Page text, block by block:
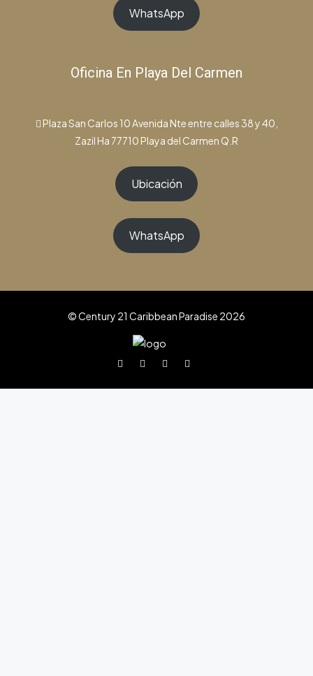
WhatsApp
Oficina En Playa Del Carmen
Plaza San Carlos 10 Avenida Nte entre calles 38 y 40,
Zazil Ha 77710 Playa del Carmen Q.R
Ubicación
WhatsApp
© Century 21 Caribbean Paradise 2026